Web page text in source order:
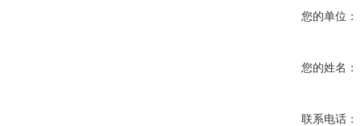
您的单位：
您的姓名：
联系电话：